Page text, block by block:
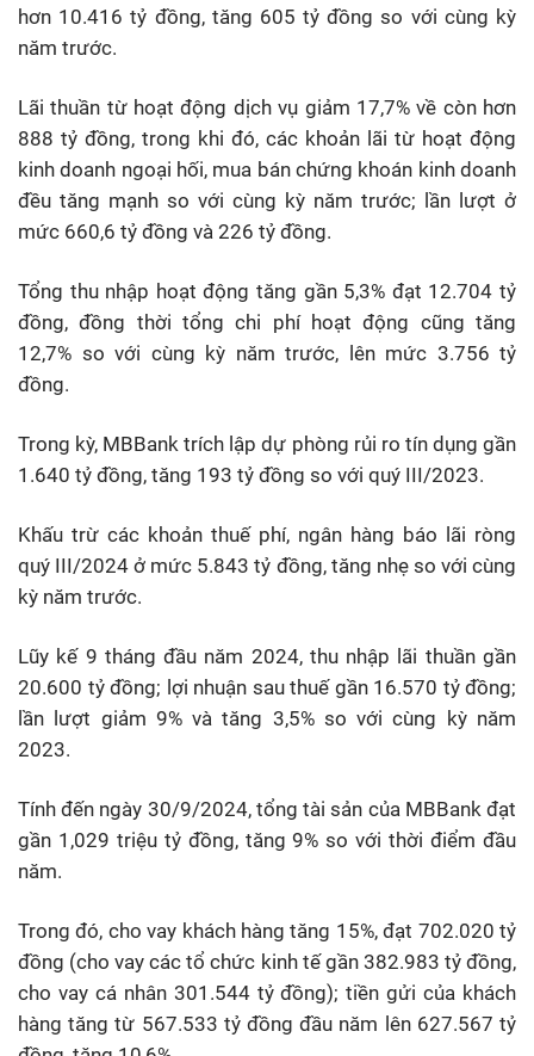
hơn 10.416 tỷ đồng, tăng 605 tỷ đồng so với cùng kỳ
năm trước.
Lãi thuần từ hoạt động dịch vụ giảm 17,7% về còn hơn
888 tỷ đồng, trong khi đó, các khoản lãi từ hoạt động
kinh doanh ngoại hối, mua bán chứng khoán kinh doanh
đều tăng mạnh so với cùng kỳ năm trước; lần lượt ở
mức 660,6 tỷ đồng và 226 tỷ đồng.
Tổng thu nhập hoạt động tăng gần 5,3% đạt 12.704 tỷ
đồng, đồng thời tổng chi phí hoạt động cũng tăng
12,7% so với cùng kỳ năm trước, lên mức 3.756 tỷ
đồng.
Trong kỳ, MBBank trích lập dự phòng rủi ro tín dụng gần
1.640 tỷ đồng, tăng 193 tỷ đồng so với quý III/2023.
Khấu trừ các khoản thuế phí, ngân hàng báo lãi ròng
quý III/2024 ở mức 5.843 tỷ đồng, tăng nhẹ so với cùng
kỳ năm trước.
Lũy kế 9 tháng đầu năm 2024, thu nhập lãi thuần gần
20.600 tỷ đồng; lợi nhuận sau thuế gần 16.570 tỷ đồng;
lần lượt giảm 9% và tăng 3,5% so với cùng kỳ năm
2023.
Tính đến ngày 30/9/2024, tổng tài sản của MBBank đạt
gần 1,029 triệu tỷ đồng, tăng 9% so với thời điểm đầu
năm.
Trong đó, cho vay khách hàng tăng 15%, đạt 702.020 tỷ
đồng (cho vay các tổ chức kinh tế gần 382.983 tỷ đồng,
cho vay cá nhân 301.544 tỷ đồng); tiền gửi của khách
hàng tăng từ 567.533 tỷ đồng đầu năm lên 627.567 tỷ